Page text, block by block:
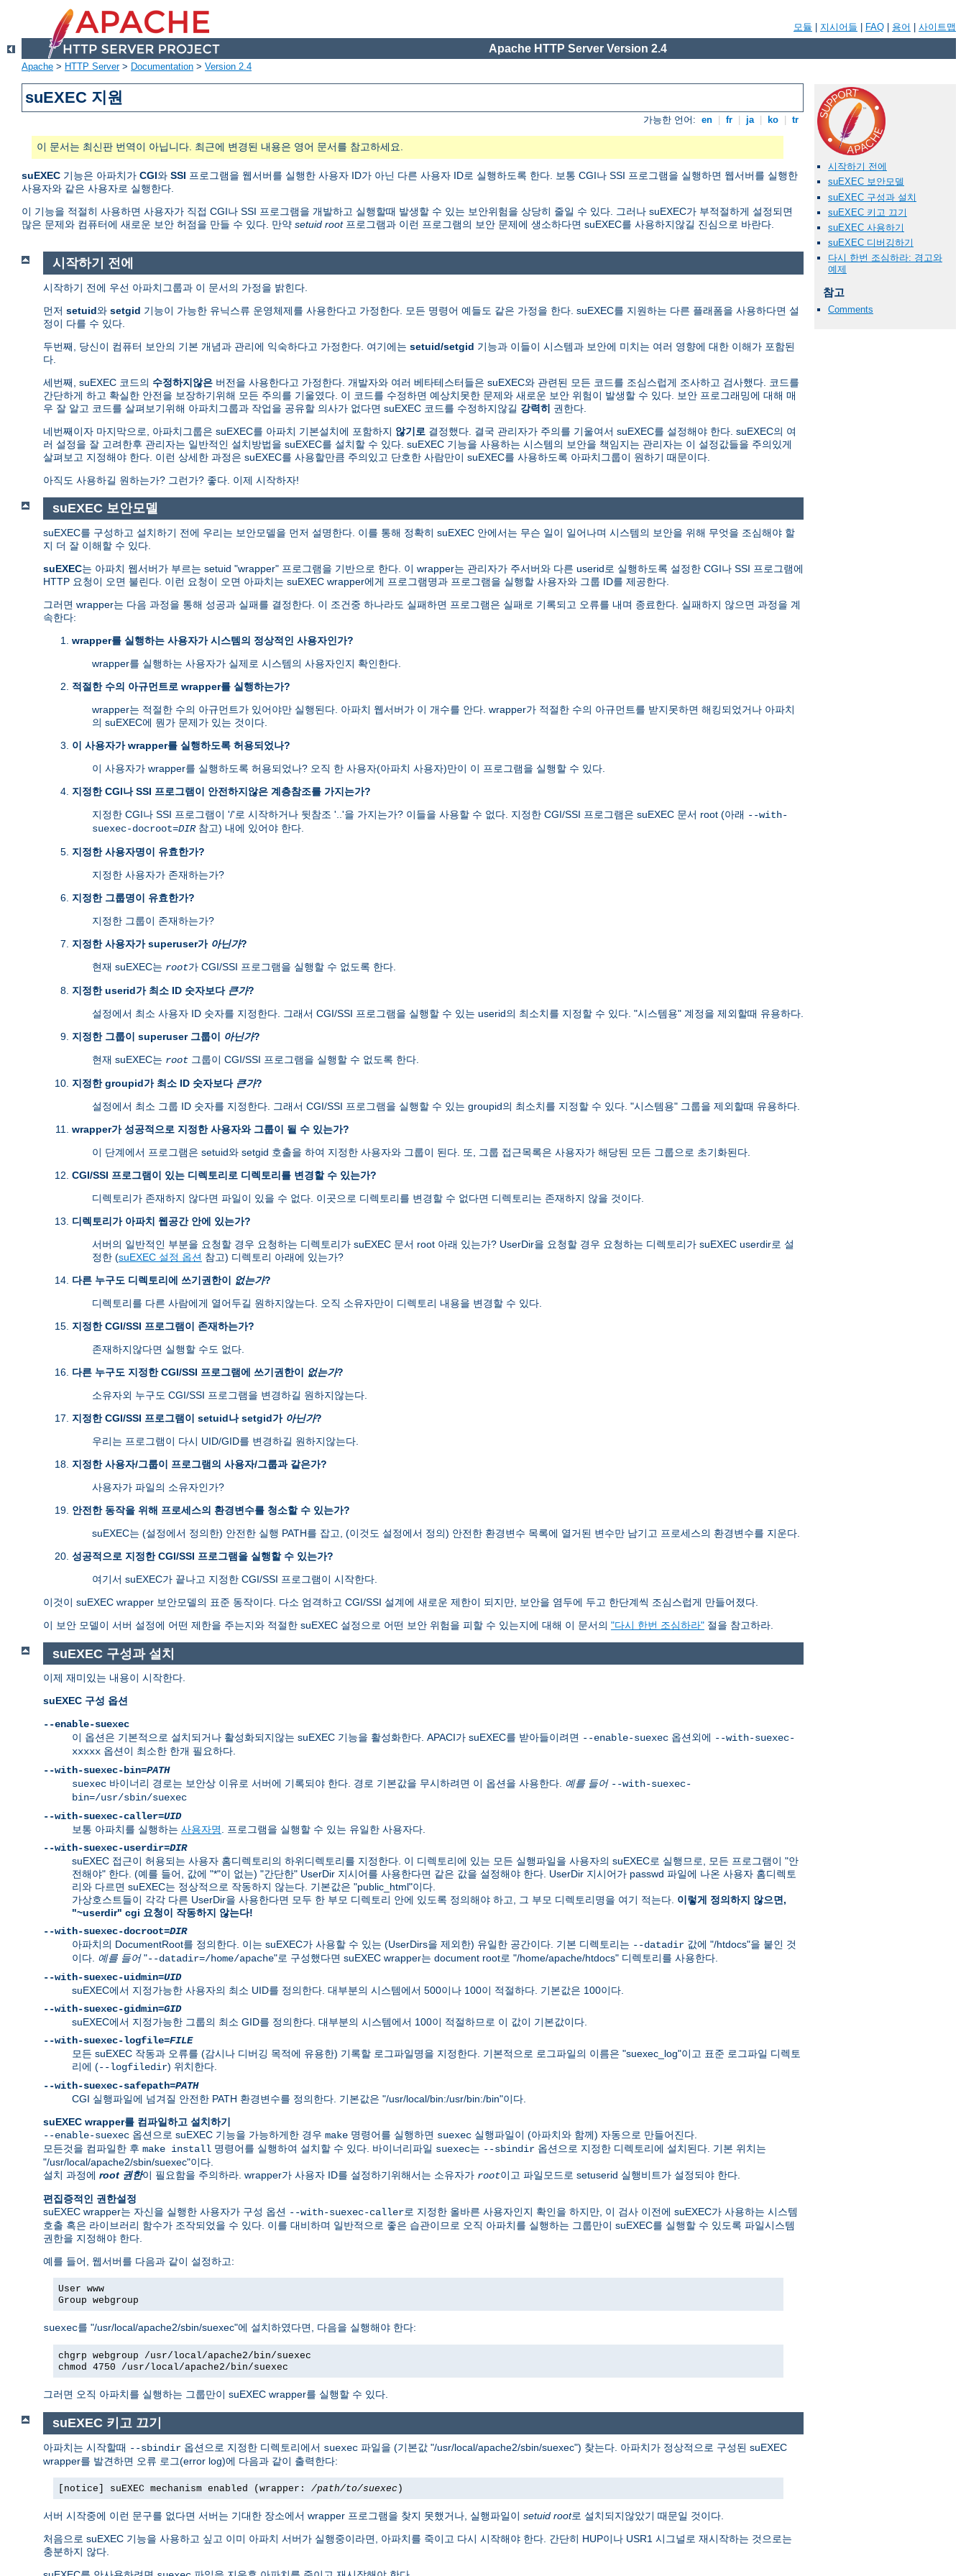
모듈 지시어들 FAQ 용어 사이트맵
Apache HTTP Server Version 2.4
Apache > HTTP Server> Documentation > Version 2.4
suEXEC 지원
가능한 언어: en fr ja ko tr
이 문서는 최신판 번역이 아닙니다. 최근에 변경된 내용은 영어 문서를 참고하세요.
suEXEC 기능은 아파치가 CGI와 SSI 프로그램을 웹서버를 실행한 사용자 ID가 아닌 다른 사용자 ID로 실행하도록 한다. 보통 CGI나 SSI 프로그램을 실행하면 웹서버를 실행한
사용자와 같은 사용자로 실행한다.
이 기능을 적절히 사용하면 사용자가 직접 CGI나 SSI 프로그램을 개발하고 실행할때 발생할 수 있는 보안위험을 상당히 줄일 수 있다. 그러나 suEXEC가 부적절하게 설정되면
많은 문제와 컴퓨터에 새로운 보안 허점을 만들 수 있다. 만약 setuid root프로그램과 이런 프로그램의 보안 문제에 생소하다면 suEXEC를 사용하지않길 진심으로 바란다.
시작하기 전에
suEXEC 보안모델
suEXEC 구성과 설치
suEXEC 키고 끄기
suEXEC 사용하기
suEXEC 디버깅하기
다시 한번 조심하라: 경고와
예제
참고
Comments
시작하기 전에
시작하기 전에 우선 아파치그룹과 이 문서의 가정을 밝힌다.
먼저 setuid와 setgid 기능이 가능한 유닉스류 운영체제를 사용한다고 가정한다. 모든 명령어 예들도 같은 가정을 한다. suEXEC를 지원하는 다른 플래폼을 사용하다면 설
정이 다를 수 있다.
두번째, 당신이 컴퓨터 보안의 기본 개념과 관리에 익숙하다고 가정한다. 여기에는 setuid/setgid 기능과 이들이 시스템과 보안에 미치는 여러 영향에 대한 이해가 포함된
다.
세번째, suEXEC 코드의 수정하지않은 버전을 사용한다고 가정한다. 개발자와 여러 베타테스터들은 suEXEC와 관련된 모든 코드를 조심스럽게 조사하고 검사했다. 코드를
간단하게 하고 확실한 안전을 보장하기위해 모든 주의를 기울였다. 이 코드를 수정하면 예상치못한 문제와 새로운 보안 위험이 발생할 수 있다. 보안 프로그래밍에 대해 매
우 잘 알고 코드를 살펴보기위해 아파치그룹과 작업을 공유할 의사가 없다면 suEXEC 코드를 수정하지않길 강력히 권한다.
네번째이자 마지막으로, 아파치그룹은 suEXEC를 아파치 기본설치에 포함하지 않기로 결정했다. 결국 관리자가 주의를 기울여서 suEXEC를 설정해야 한다. suEXEC의 여
러 설정을 잘 고려한후 관리자는 일반적인 설치방법을 suEXEC를 설치할 수 있다. suEXEC 기능을 사용하는 시스템의 보안을 책임지는 관리자는 이 설정값들을 주의있게
살펴보고 지정해야 한다. 이런 상세한 과정은 suEXEC를 사용할만큼 주의있고 단호한 사람만이 suEXEC를 사용하도록 아파치그룹이 원하기 때문이다.
아직도 사용하길 원하는가? 그런가? 좋다. 이제 시작하자!
suEXEC 보안모델
suEXEC를 구성하고 설치하기 전에 우리는 보안모델을 먼저 설명한다. 이를 통해 정확히 suEXEC 안에서는 무슨 일이 일어나며 시스템의 보안을 위해 무엇을 조심해야 할
지 더 잘 이해할 수 있다.
suEXEC는 아파치 웹서버가 부르는 setuid "wrapper" 프로그램을 기반으로 한다. 이 wrapper는 관리자가 주서버와 다른 userid로 실행하도록 설정한 CGI나 SSI 프로그램에
HTTP 요청이 오면 불린다. 이런 요청이 오면 아파치는 suEXEC wrapper에게 프로그램명과 프로그램을 실행할 사용자와 그룹 ID를 제공한다.
그러면 wrapper는 다음 과정을 통해 성공과 실패를 결정한다. 이 조건중 하나라도 실패하면 프로그램은 실패로 기록되고 오류를 내며 종료한다. 실패하지 않으면 과정을 계
속한다:
wrapper를 실행하는 사용자가 시스템의 정상적인 사용자인가?
wrapper를 실행하는 사용자가 실제로 시스템의 사용자인지 확인한다.
적절한 수의 아규먼트로 wrapper를 실행하는가?
wrapper는 적절한 수의 아규먼트가 있어야만 실행된다. 아파치 웹서버가 이 개수를 안다. wrapper가 적절한 수의 아규먼트를 받지못하면 해킹되었거나 아파치
의 suEXEC에 뭔가 문제가 있는 것이다.
이 사용자가 wrapper를 실행하도록 허용되었나?
이 사용자가 wrapper를 실행하도록 허용되었나? 오직 한 사용자(아파치 사용자)만이 이 프로그램을 실행할 수 있다.
지정한 CGI나 SSI 프로그램이 안전하지않은 계층참조를 가지는가?
지정한 CGI나 SSI 프로그램이 '/'로 시작하거나 뒷참조 '..'을 가지는가? 이들을 사용할 수 없다. 지정한 CGI/SSI 프로그램은 suEXEC 문서 root (아래 --with-
suexec-docroot=DIR참고) 내에 있어야 한다.
지정한 사용자명이 유효한가?
지정한 사용자가 존재하는가?
지정한 그룹명이 유효한가?
지정한 그룹이 존재하는가?
지정한 사용자가 superuser가 아닌가?
현재 suEXEC는 root가 CGI/SSI 프로그램을 실행할 수 없도록 한다.
지정한 userid가 최소 ID 숫자보다 큰가?
설정에서 최소 사용자 ID 숫자를 지정한다. 그래서 CGI/SSI 프로그램을 실행할 수 있는 userid의 최소치를 지정할 수 있다. "시스템용" 계정을 제외할때 유용하다.
지정한 그룹이 superuser 그룹이
아닌가?
현재 suEXEC는 root 그룹이 CGI/SSI 프로그램을 실행할 수 없도록 한다.
지정한 groupid가 최소 ID 숫자보다 큰가?
설정에서 최소 그룹 ID 숫자를 지정한다. 그래서 CGI/SSI 프로그램을 실행할 수 있는 groupid의 최소치를 지정할 수 있다. "시스템용" 그룹을 제외할때 유용하다.
wrapper가 성공적으로 지정한 사용자와 그룹이 될 수 있는가?
이 단계에서 프로그램은 setuid와 setgid 호출을 하여 지정한 사용자와 그룹이 된다. 또, 그룹 접근목록은 사용자가 해당된 모든 그룹으로 초기화된다.
CGI/SSI 프로그램이 있는 디렉토리로 디렉토리를 변경할 수 있는가?
디렉토리가 존재하지 않다면 파일이 있을 수 없다. 이곳으로 디렉토리를 변경할 수 없다면 디렉토리는 존재하지 않을 것이다.
디렉토리가 아파치 웹공간 안에 있는가?
서버의 일반적인 부분을 요청할 경우 요청하는 디렉토리가 suEXEC 문서 root 아래 있는가? UserDir을 요청할 경우 요청하는 디렉토리가 suEXEC userdir로 설
정한 (suEXEC 설정 옵션 참고) 디렉토리 아래에 있는가?
다른 누구도 디렉토리에 쓰기권한이
없는가?
디렉토리를 다른 사람에게 열어두길 원하지않는다. 오직 소유자만이 디렉토리 내용을 변경할 수 있다.
지정한 CGI/SSI 프로그램이 존재하는가?
존재하지않다면 실행할 수도 없다.
다른 누구도 지정한 CGI/SSI 프로그램에 쓰기권한이
없는가?
소유자외 누구도 CGI/SSI 프로그램을 변경하길 원하지않는다.
지정한 CGI/SSI 프로그램이 setuid나 setgid가 아닌가?
우리는 프로그램이 다시 UID/GID를 변경하길 원하지않는다.
지정한 사용자/그룹이 프로그램의 사용자/그룹과 같은가?
사용자가 파일의 소유자인가?
안전한 동작을 위해 프로세스의 환경변수를 청소할 수 있는가?
suEXEC는 (설정에서 정의한) 안전한 실행 PATH를 잡고, (이것도 설정에서 정의) 안전한 환경변수 목록에 열거된 변수만 남기고 프로세스의 환경변수를 지운다.
성공적으로 지정한 CGI/SSI 프로그램을 실행할 수 있는가?
여기서 suEXEC가 끝나고 지정한 CGI/SSI 프로그램이 시작한다.
이것이 suEXEC wrapper 보안모델의 표준 동작이다. 다소 엄격하고 CGI/SSI 설계에 새로운 제한이 되지만, 보안을 염두에 두고 한단계씩 조심스럽게 만들어졌다.
이 보안 모델이 서버 설정에 어떤 제한을 주는지와 적절한 suEXEC 설정으로 어떤 보안 위험을 피할 수 있는지에 대해 이 문서의 "다시 한번 조심하라" 절을 참고하라.
suEXEC 구성과 설치
이제 재미있는 내용이 시작한다.
suEXEC 구성 옵션
--enable-suexec
이 옵션은 기본적으로 설치되거나 활성화되지않는 suEXEC 기능을 활성화한다. APACI가 suEXEC를 받아들이려면 --enable-suexec 옵션외에 --with-suexec-
xxxxx 옵션이 최소한 한개 필요하다.
--with-suexec-bin=PATH
suexec 바이너리 경로는 보안상 이유로 서버에 기록되야 한다. 경로 기본값을 무시하려면 이 옵션을 사용한다. 예를 들어 --with-suexec-
bin=/usr/sbin/suexec
--with-suexec-caller=UID
보통 아파치를 실행하는 사용자명. 프로그램을 실행할 수 있는 유일한 사용자다.
--with-suexec-userdir=DIR
suEXEC 접근이 허용되는 사용자 홈디렉토리의 하위디렉토리를 지정한다. 이 디렉토리에 있는 모든 실행파일을 사용자의 suEXEC로 실행므로, 모든 프로그램이 "안
전해야" 한다. (예를 들어, 값에 "*"이 없는) "간단한" UserDir 지시어를 사용한다면 같은 값을 설정해야 한다. UserDir 지시어가 passwd 파일에 나온 사용자 홈디렉토
리와 다르면 suEXEC는 정상적으로 작동하지 않는다. 기본값은 "public_html"이다.
가상호스트들이 각각 다른 UserDir을 사용한다면 모두 한 부모 디렉토리 안에 있도록 정의해야 하고, 그 부모 디렉토리명을 여기 적는다. 이렇게 정의하지 않으면,
"~userdir" cgi 요청이 작동하지 않는다!
--with-suexec-docroot=DIR
아파치의 DocumentRoot를 정의한다. 이는 suEXEC가 사용할 수 있는 (UserDirs을 제외한) 유일한 공간이다. 기본 디렉토리는 --datadir 값에 "/htdocs"을 붙인 것
이다. 예를 들어"--datadir=/home/apache"로 구성했다면 suEXEC wrapper는 document root로 "/home/apache/htdocs" 디렉토리를 사용한다.
--with-suexec-uidmin=UID
suEXEC에서 지정가능한 사용자의 최소 UID를 정의한다. 대부분의 시스템에서 500이나 100이 적절하다. 기본값은 100이다.
--with-suexec-gidmin=GID
suEXEC에서 지정가능한 그룹의 최소 GID를 정의한다. 대부분의 시스템에서 100이 적절하므로 이 값이 기본값이다.
--with-suexec-logfile=FILE
모든 suEXEC 작동과 오류를 (감시나 디버깅 목적에 유용한) 기록할 로그파일명을 지정한다. 기본적으로 로그파일의 이름은 "suexec_log"이고 표준 로그파일 디렉토
리에 (--logfiledir) 위치한다.
--with-suexec-safepath=PATH
CGI 실행파일에 넘겨질 안전한 PATH 환경변수를 정의한다. 기본값은 "/usr/local/bin:/usr/bin:/bin"이다.
suEXEC wrapper를 컴파일하고 설치하기
--enable-suexec 옵션으로 suEXEC 기능을 가능하게한 경우 make 명령어를 실행하면 suexec 실행파일이 (아파치와 함께) 자동으로 만들어진다.
모든것을 컴파일한 후 make install 명령어를 실행하여 설치할 수 있다. 바이너리파일 suexec는 --sbindir 옵션으로 지정한 디렉토리에 설치된다. 기본 위치는
"/usr/local/apache2/sbin/suexec"이다.
설치 과정에 root 권한이 필요함을 주의하라. wrapper가 사용자 ID를 설정하기위해서는 소유자가 root이고 파일모드로 setuserid 실행비트가 설정되야 한다.
편집증적인 권한설정
suEXEC wrapper는 자신을 실행한 사용자가 구성 옵션 --with-suexec-caller로 지정한 올바른 사용자인지 확인을 하지만, 이 검사 이전에 suEXEC가 사용하는 시스템
호출 혹은 라이브러리 함수가 조작되었을 수 있다. 이를 대비하며 일반적으로 좋은 습관이므로 오직 아파치를 실행하는 그룹만이 suEXEC를 실행할 수 있도록 파일시스템
권한을 지정해야 한다.
예를 들어, 웹서버를 다음과 같이 설정하고:
User www
Group webgroup
suexec를 "/usr/local/apache2/sbin/suexec"에 설치하였다면, 다음을 실행해야 한다:
chgrp webgroup /usr/local/apache2/bin/suexec
chmod 4750 /usr/local/apache2/bin/suexec
그러면 오직 아파치를 실행하는 그룹만이 suEXEC wrapper를 실행할 수 있다.
suEXEC 키고 끄기
아파치는 시작할때 --sbindir 옵션으로 지정한 디렉토리에서 suexec 파일을 (기본값 "/usr/local/apache2/sbin/suexec") 찾는다. 아파치가 정상적으로 구성된 suEXEC
wrapper를 발견하면 오류 로그(error log)에 다음과 같이 출력한다:
[notice] suEXEC mechanism enabled (wrapper: /path/to/suexec )
서버 시작중에 이런 문구를 없다면 서버는 기대한 장소에서 wrapper 프로그램을 찾지 못했거나, 실행파일이 setuid root로 설치되지않았기 때문일 것이다.
처음으로 suEXEC 기능을 사용하고 싶고 이미 아파치 서버가 실행중이라면, 아파치를 죽이고 다시 시작해야 한다. 간단히 HUP이나 USR1 시그널로 재시작하는 것으로는
충분하지 않다.